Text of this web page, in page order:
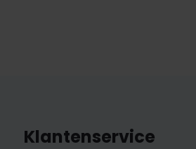
Klantenservice